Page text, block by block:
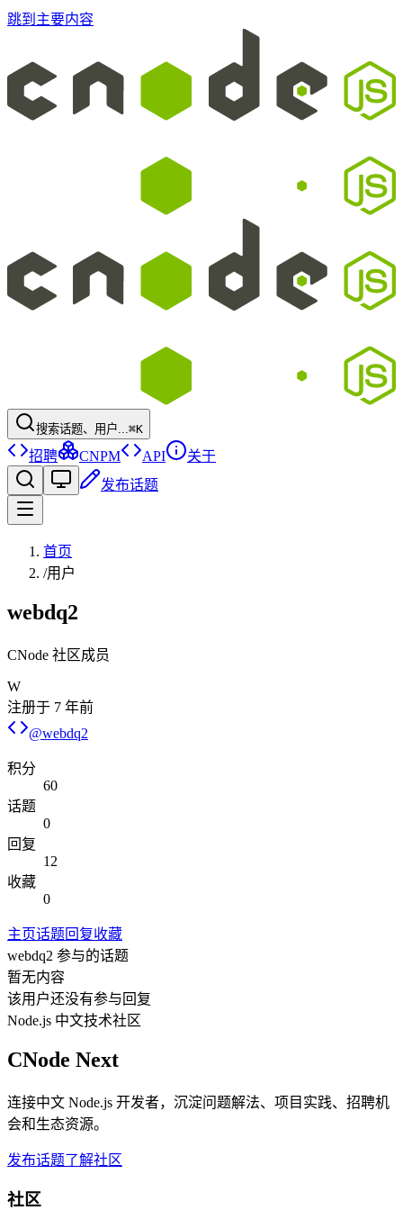
跳到主要内容
搜索话题、用户...⌘K
招聘 CNPM API
关于
发布话题
首页
/用户
webdq2
CNode 社区成员
W
注册于 7 年前
@webdq2
积分
60
话题
0
回复
12
收藏
0
主页话题回复收藏
webdq2 参与的话题
暂无内容
该用户还没有参与回复
Node.js 中文技术社区
CNode Next
连接中文 Node.js 开发者，沉淀问题解法、项目实践、招聘机
会和生态资源。
发布话题了解社区
社区